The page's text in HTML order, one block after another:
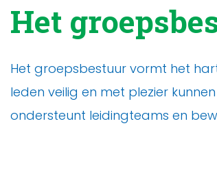
Het
Het groepsbestuur vormt het
leden veilig en met plezier
ondersteunt leidingteams en